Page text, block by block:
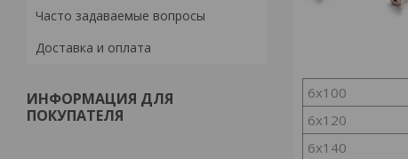
6х100
6х120
6х140
Часто задаваемые вопросы
Доставка и оплата
ИНФОРМАЦИЯ ДЛЯ
ПОКУПАТЕЛЯ